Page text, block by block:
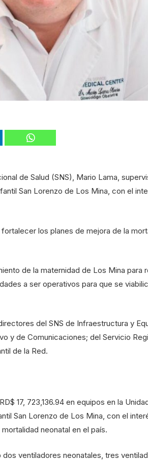
de Salud (SNS), Mario Lama,
San Lorenzo de Los Mina, con el
los planes de mejora de la
de la maternidad de Los Mina para
a ser operativos para que se
del SNS de Infraestructura y
y de Comunicaciones; del Servicio
de la Red.
17, 723,136.94 en equipos en la
San Lorenzo de Los Mina, con el
neonatal en el país.
ventiladores neonatales, tres